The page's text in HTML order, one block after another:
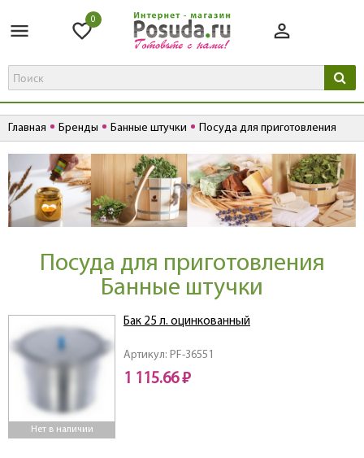
0
Главная Бренды Банные штучки Посуда для приготовления
Посуда для приготовления
Банные штучки
Нет в наличии
Артикул: PF-36551
Бак 25 л. оцинкованный
1 115.66 ₽